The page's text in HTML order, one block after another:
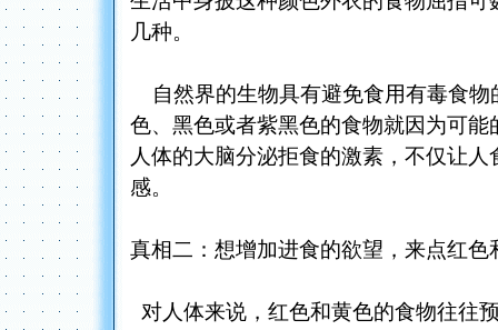
几种。
自然界的生物具有避免食用有毒食物
色、黑色或者紫黑色的食物就因为可
人体的大脑分泌拒食的激素，不仅让
感。
真相二：想增加进食的欲望，来点红色
对人体来说，红色和黄色的食物往往